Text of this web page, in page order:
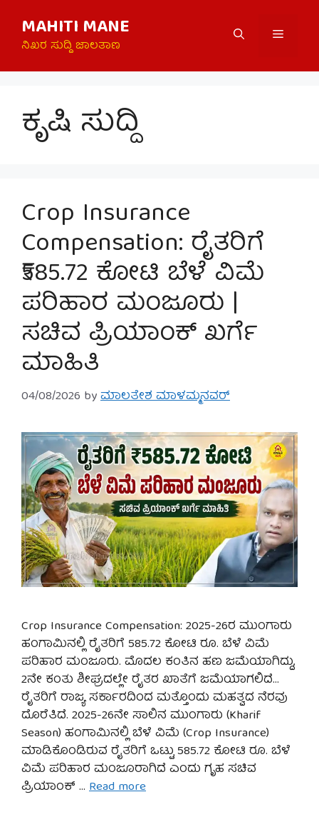
content
MAHITI MANE
ನಿಖರ ಸುದ್ದಿ ಜಾಲತಾಣ
Menu
ಕೃಷಿ ಸುದ್ದಿ
Crop Insurance
Compensation: ರೈತರಿಗೆ
₹585.72 ಕೋಟಿ ಬೆಳೆ ವಿಮೆ
ಪರಿಹಾರ ಮಂಜೂರು |
ಸಚಿವ ಪ್ರಿಯಾಂಕ್ ಖರ್ಗೆ
ಮಾಹಿತಿ
04/08/2026 byಮಾಲತೇಶ ಮಾಳಮ್ಮನವರ್
Crop Insurance Compensation: 2025-26ರ ಮುಂಗಾರು
ಹಂಗಾಮಿನಲ್ಲಿ ರೈತರಿಗೆ 585.72 ಕೋಟಿ ರೂ. ಬೆಳೆ ವಿಮೆ
ಪರಿಹಾರ ಮಂಜೂರು. ಮೊದಲ ಕಂತಿನ ಹಣ ಜಮೆಯಾಗಿದ್ದು,
2ನೇ ಕಂತು ಶೀಘ್ರದಲ್ಲೇ ರೈತರ ಖಾತೆಗೆ ಜಮೆಯಾಗಲಿದೆ…
ರೈತರಿಗೆ ರಾಜ್ಯ ಸರ್ಕಾರದಿಂದ ಮತ್ತೊಂದು ಮಹತ್ವದ ನೆರವು
ದೊರೆತಿದೆ. 2025-26ನೇ ಸಾಲಿನ ಮುಂಗಾರು (Kharif
Season) ಹಂಗಾಮಿನಲ್ಲಿ ಬೆಳೆ ವಿಮೆ (Crop Insurance)
ಮಾಡಿಕೊಂಡಿರುವ ರೈತರಿಗೆ ಒಟ್ಟು 585.72 ಕೋಟಿ ರೂ. ಬೆಳೆ
ವಿಮೆ ಪರಿಹಾರ ಮಂಜೂರಾಗಿದೆ ಎಂದು ಗೃಹ ಸಚಿವ
ಪ್ರಿಯಾಂಕ್ … Read more